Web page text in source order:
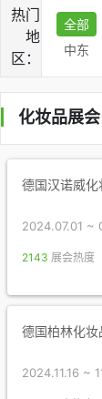
热门
地
区：
全部
中东
化妆品展会
德国汉诺威
2024.07.01 ~
2143 展会热度
德国柏林化妆
2024.11.16 ~